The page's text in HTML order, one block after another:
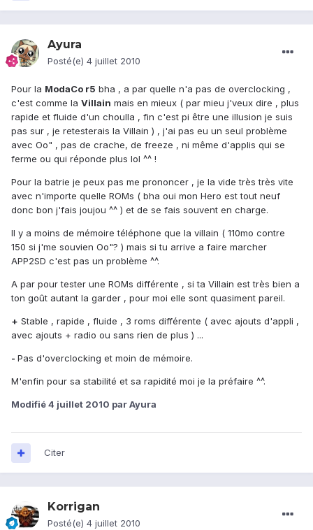
Ayura
Posté(e) 4 juillet 2010
Pour la ModaCo r5 bha , a par quelle n'a pas de overclocking ,
c'est comme la Villain mais en mieux ( par mieu j'veux dire , plus
rapide et fluide d'un choulla , fin c'est pi être une illusion je suis
pas sur , je retesterais la Villain ) , j'ai pas eu un seul problème
avec Oo" , pas de crache, de freeze , ni même d'applis qui se
ferme ou qui réponde plus lol ^^ !
Pour la batrie je peux pas me prononcer , je la vide très très vite
avec n'importe quelle ROMs ( bha oui mon Hero est tout neuf
donc bon j'fais joujou ^^ ) et de se fais souvent en charge.
Il y a moins de mémoire téléphone que la villain ( 110mo contre
150 si j'me souvien Oo"? ) mais si tu arrive a faire marcher
APP2SD c'est pas un problème ^^.
A par pour tester une ROMs différente , si ta Villain est très bien a
ton goût autant la garder , pour moi elle sont quasiment pareil.
+ Stable , rapide , fluide , 3 roms différente ( avec ajouts d'appli ,
avec ajouts + radio ou sans rien de plus ) ...
- Pas d'overclocking et moin de mémoire.
M'enfin pour sa stabilité et sa rapidité moi je la préfaire ^^.
Modifié4 juillet 2010 par Ayura
Citer
Korrigan
Posté(e) 4 juillet 2010